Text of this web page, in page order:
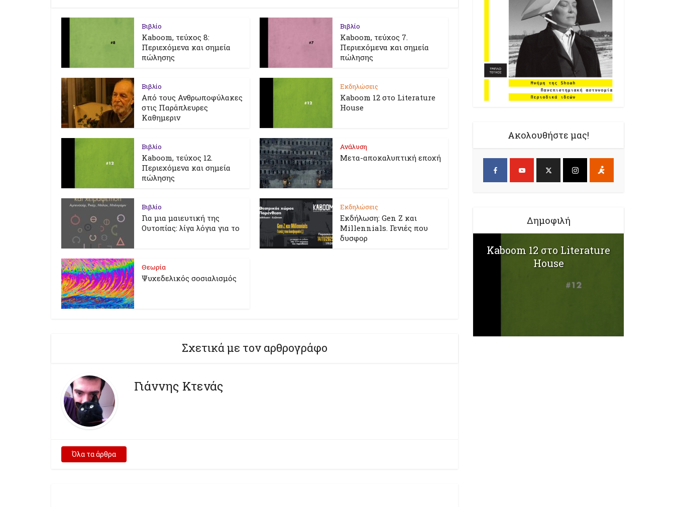
Βιβλίο
Kaboom, τεύχος 8:
Περιεχόμενα και σημεία
πώλησης
Βιβλίο
Kaboom, τεύχος 7.
Περιεχόμενα και σημεία
πώλησης
Βιβλίο
Από τους Ανθρωποφύλακες
στις Παράπλευρες
Καθημεριν
Εκδηλώσεις
Kaboom 12 στο Literature
House
Βιβλίο
Kaboom, τεύχος 12.
Περιεχόμενα και σημεία
πώλησης
Ανάλυση
Μετα-αποκαλυπτική εποχή
Βιβλίο
Για μια μαιευτική της
Ουτοπίας: λίγα λόγια για το
Εκδηλώσεις
Εκδήλωση: Gen Z και
Millennials. Γενιές που
δυσφορ
Θεωρία
Ψυχεδελικός σοσιαλισμός
Σχετικά με τον αρθρογράφο
Γιάννης Κτενάς
Όλα τα άρθρα
Ακολουθήστε μας!
Δημοφιλή
Kaboom 12 στο Literature
House